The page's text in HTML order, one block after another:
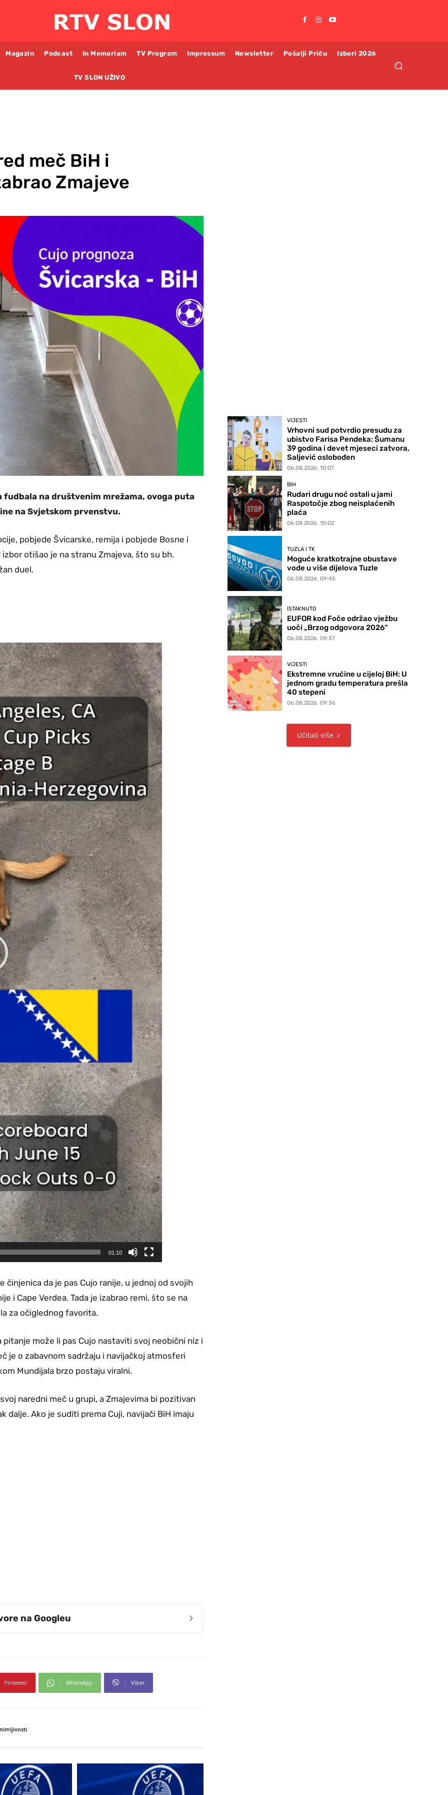
Magazin Podcast In Memoriam TV Program Impressum Newsletter Pošalji Priču Izbori 2026
TV SLON UŽIVO
meč BiH i
Zmajeve
na društvenim mrežama, ovoga puta
na Svjetskom prvenstvu.
pobjede Švicarske, remija i pobjede Bosne i
otišao je na stranu Zmajeva, što su bh.
duel.
01:10
da je pas Cujo ranije, u jednoj od svojih
i Cape Verdea. Tada je izabrao remi, što se na
za očiglednog favorita.
može li pas Cujo nastaviti svoj neobični niz i
je o zabavnom sadržaju i navijačkoj atmosferi
Mundijala brzo postaju viralni.
naredni meč u grupi, a Zmajevima bi pozitivan
Ako je suditi prema Cuji, navijači BiH imaju
na Googleu ›
Pinterest WhatsApp Viber
VIJESTI
Vrhovni sud potvrdio presudu za
ubistvo Farisa Pendeka: Šumanu
39 godina i devet mjeseci zatvora,
Saljević oslobođen
06.08.2026. 10:07
BIH
Rudari drugu noć ostali u jami
Raspotočje zbog neisplaćenih
plaća
06.08.2026. 10:02
TUZLA I TK
Moguće kratkotrajne obustave
vode u više dijelova Tuzle
06.08.2026. 09:45
ISTAKNUTO
EUFOR kod Foče održao vježbu
uoči „Brzog odgovora 2026“
06.08.2026. 09:37
VIJESTI
Ekstremne vrućine u cijeloj BiH: U
jednom gradu temperatura prešla
40 stepeni
06.08.2026. 09:36
Učitati više